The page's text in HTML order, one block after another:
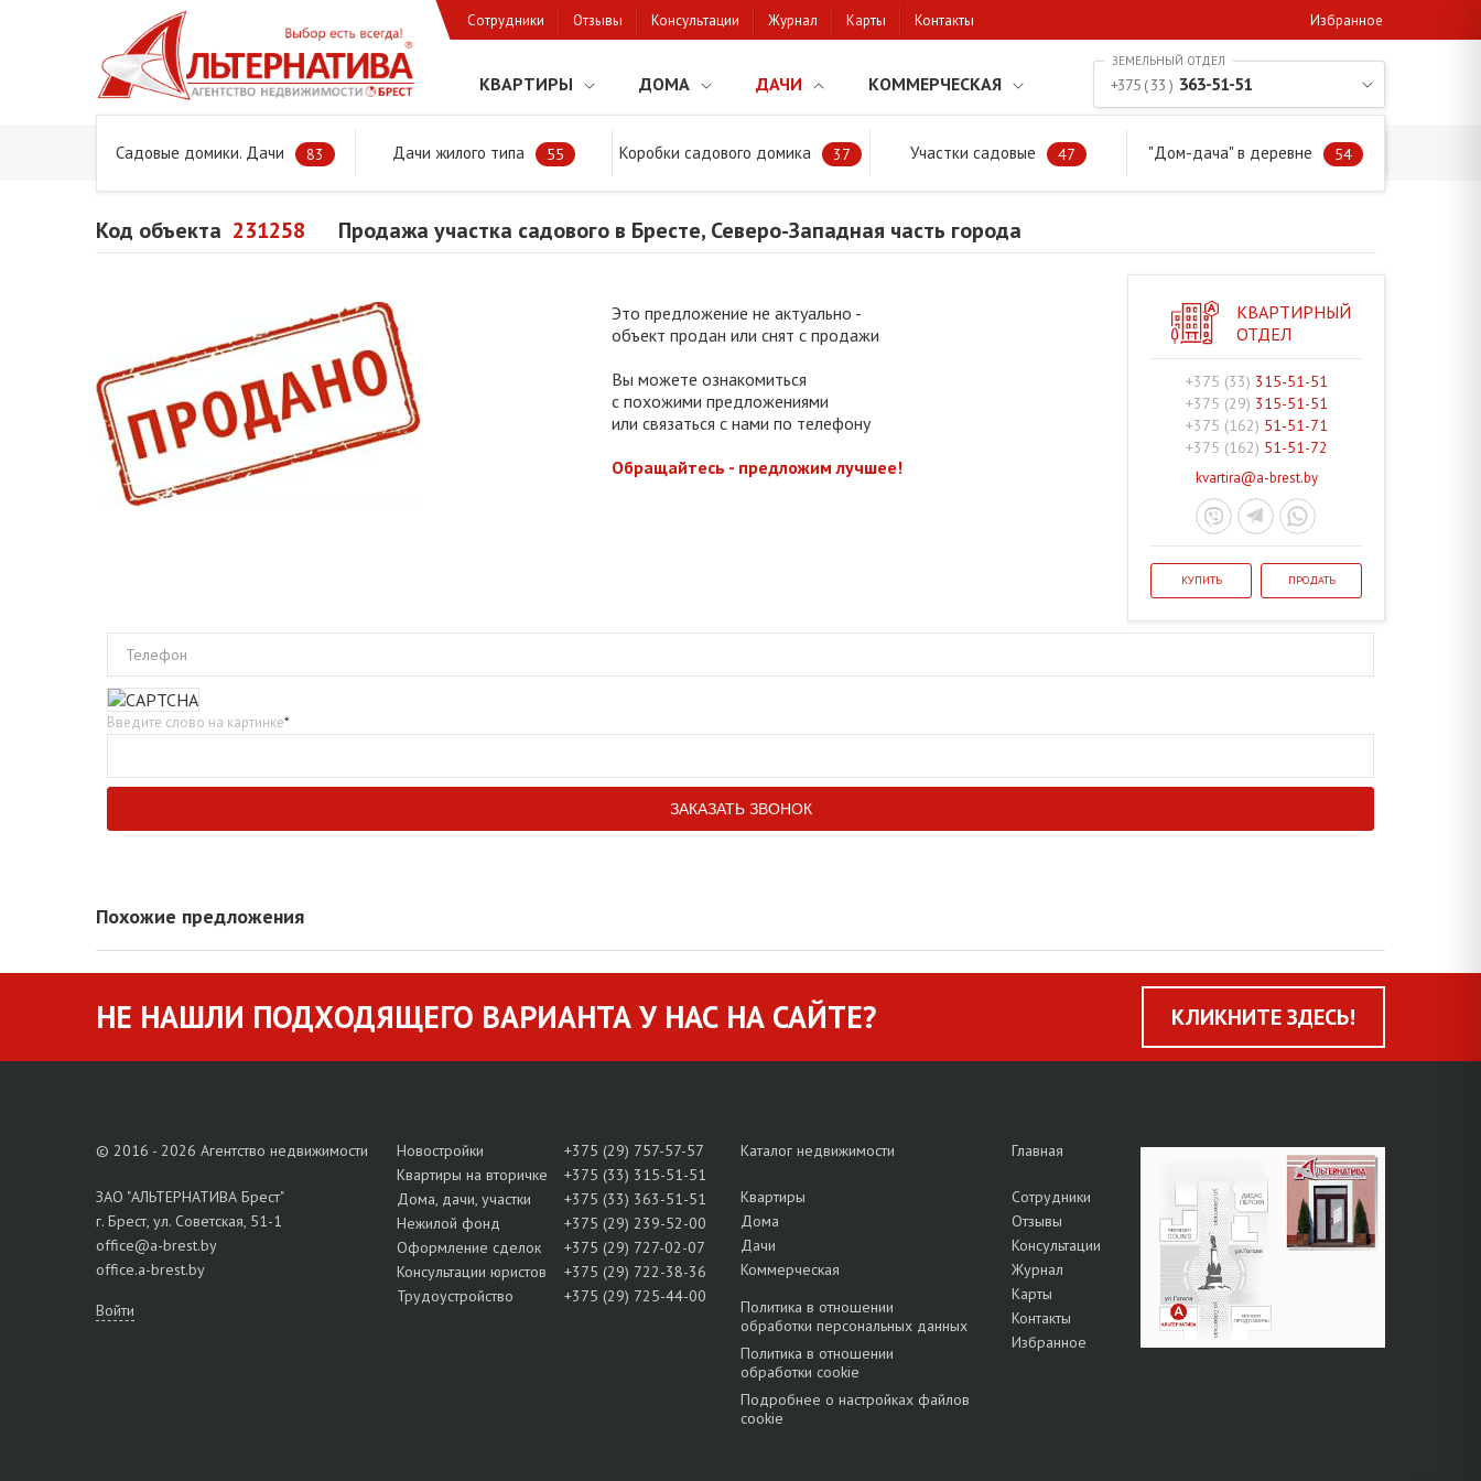
Сотрудники Отзывы Консультации Журнал Карты Контакты Избранное
КВАРТИРЫ ДОМА ДАЧИ КОММЕРЧЕСКАЯ
Садовые домики. Дачи 83 Дачи жилого типа 55 Коробки садового домика 37 Участки садовые 47 "Дом-дача" в деревне 54
+375 ( 33 ) 363-51-51
Главная Предложения Дачи, садовые домики и участки Продажа участка садового в Бресте, Северо-Западная часть города
Код объекта 231258 Продажа участка садового в Бресте, Северо-Западная часть города
Это предложение не актуально -
объект продан или снят с продажи
Вы можете ознакомиться
с похожими предложениями
или связаться с нами по телефону
Обращайтесь - предложим лучшее!
КВАРТИРНЫЙ
ОТДЕЛ
+375 (33) 315-51-51
+375 (29) 315-51-51
+375 (162) 51-51-71
+375 (162) 51-51-72
kvartira@a-brest.by
КУПИТЬ ПРОДАТЬ
Телефон
Введите слово на картинке*
Похожие предложения
НЕ НАШЛИ ПОДХОДЯЩЕГО ВАРИАНТА У НАС НА САЙТЕ? КЛИКНИТЕ ЗДЕСЬ!
© 2016 - 2026 Агентство недвижимости
ЗАО "АЛЬТЕРНАТИВА Брест"
г. Брест, ул. Советская, 51-1
office@a-brest.by
office.a-brest.by
Войти
Новостройки
+375 (29) 757-57-57
Квартиры на вторичке
+375 (33) 315-51-51
Дома, дачи, участки
+375 (33) 363-51-51
Нежилой фонд
+375 (29) 239-52-00
Оформление сделок
+375 (29) 727-02-07
Консультации юристов
+375 (29) 722-38-36
Трудоустройство
+375 (29) 725-44-00
Каталог недвижимости
Квартиры
Дома
Дачи
Коммерческая
Политика в отношении
обработки персональных данных
Политика в отношении
обработки cookie
Подробнее о настройках файлов
cookie
Главная
Сотрудники
Отзывы
Консультации
Журнал
Карты
Контакты
Избранное